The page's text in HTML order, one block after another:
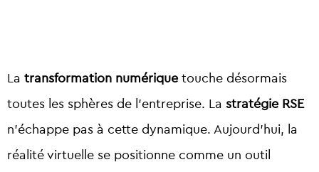
La transformation numérique touche désormais
toutes les sphères de l’entreprise. La stratégie RSE
n’échappe pas à cette dynamique. Aujourd’hui, la
réalité virtuelle se positionne comme un outil